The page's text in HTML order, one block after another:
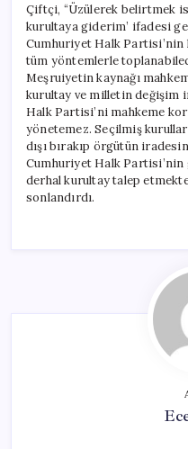
Çiftçi, “Üzülerek belirtmek
kurultaya giderim’ ifadesi
Cumhuriyet Halk
tüm yöntemlerle
Meşruiyetin kaynağı
kurultay ve milletin değişim
Halk Partisi’ni mahkeme
yönetemez. Seçilmiş
dışı bırakıp örgütün
Cumhuriyet Halk
derhal kurultay talep
sonlandırdı.